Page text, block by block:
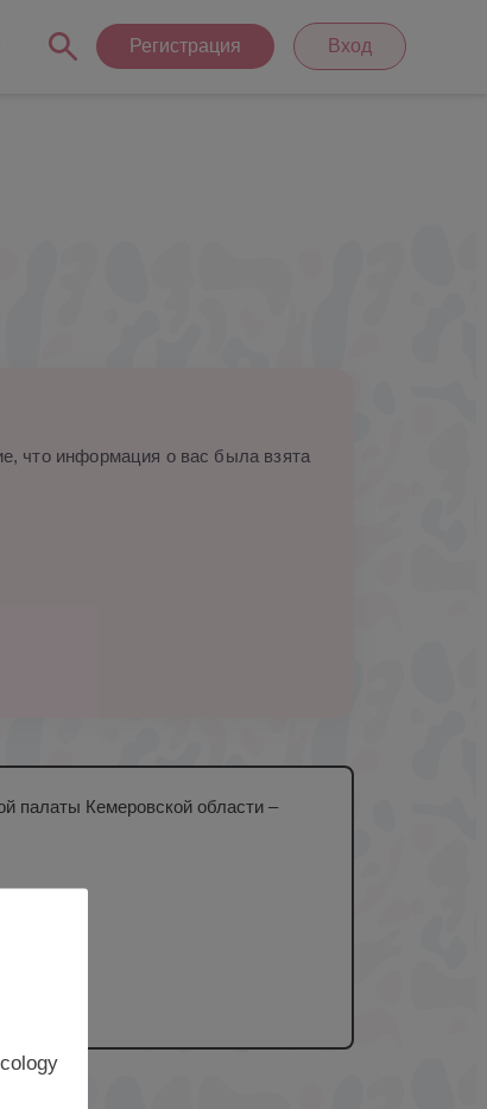
Регистрация Вход
что информация о вас была взята
палаты Кемеровской области –